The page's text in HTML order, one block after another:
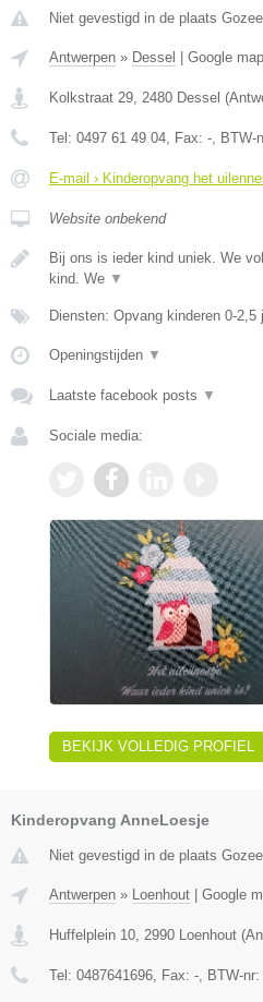
Niet gevestigd in de plaats
Antwerpen » Dessel Google
Kolkstraat 29, 2480 Dessel (
Tel: 0497 61 49 04, Fax: -, BTW-
E-mail › Kinderopvang het
Website onbekend
Bij ons is ieder kind uniek. We
kind. We ▼
Diensten: Opvang kinderen 0-2,5
Openingstijden ▼
Laatste facebook posts ▼
Sociale media:
BEKIJK VOLLEDIG PROFIEL
Kinderopvang AnneLoesje
Niet gevestigd in de plaats
Antwerpen » Loenhout Google
Huffelplein 10 2990 Loenhout (
Tel: 0487641696 , Fax: - , BTW-nr: